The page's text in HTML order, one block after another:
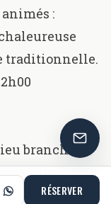
:
traditionnelle.
branché
live.
: 12h00-02h00
RÉSERVER